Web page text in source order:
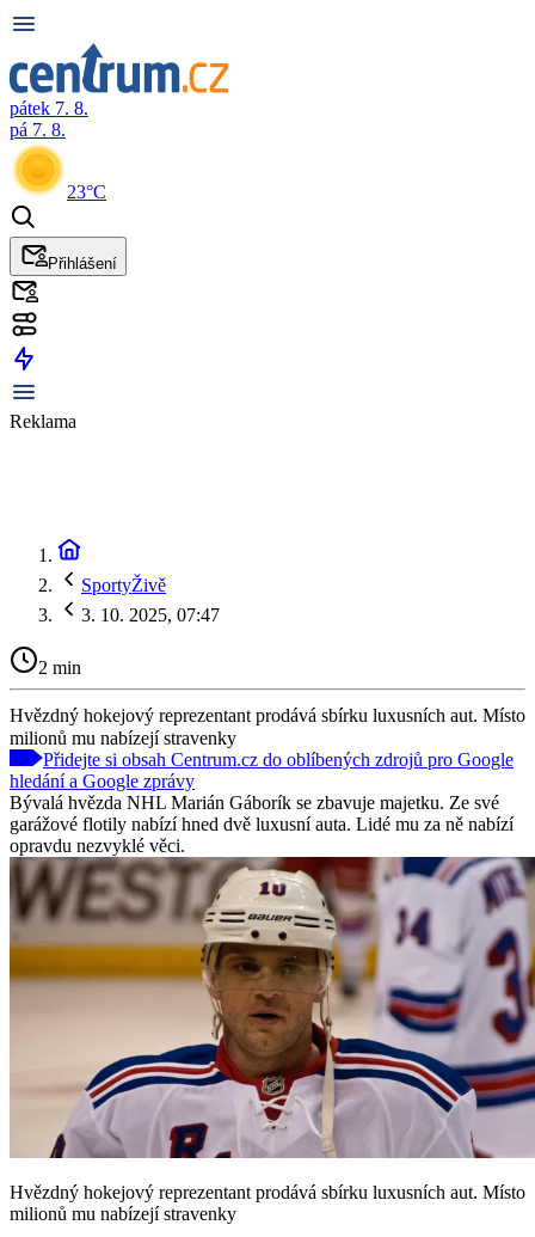
pátek 7. 8.
pá 7. 8.
23°C
Přihlášení
Reklama
SportyŽivě
3. 10. 2025, 07:47
2 min
Hvězdný hokejový reprezentant prodává sbírku luxusních aut. Místo
milionů mu nabízejí stravenky
Přidejte si obsah Centrum.cz do oblíbených zdrojů pro Google
hledání a Google zprávy
Bývalá hvězda NHL Marián Gáborík se zbavuje majetku. Ze své
garážové flotily nabízí hned dvě luxusní auta. Lidé mu za ně nabízí
opravdu nezvyklé věci.
Hvězdný hokejový reprezentant prodává sbírku luxusních aut. Místo
milionů mu nabízejí stravenky